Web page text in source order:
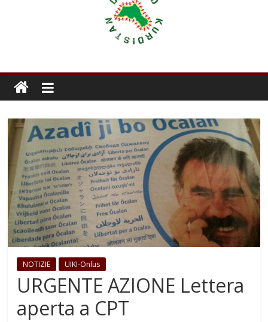
NOTIZIE UIKI-Onlus
URGENTE AZIONE Lettera
aperta a CPT